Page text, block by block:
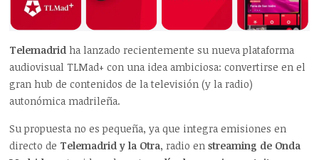
Telemadrid ha lanzado recientemente su nueva plataforma
audiovisual TLMad+ con una idea ambiciosa: convertirse en el
gran hub de contenidos de la televisión (y la radio)
autonómica madrileña.
Su propuesta no es pequeña, ya que integra emisiones en
directo de Telemadrid y la Otra, radio enstreaming de Onda